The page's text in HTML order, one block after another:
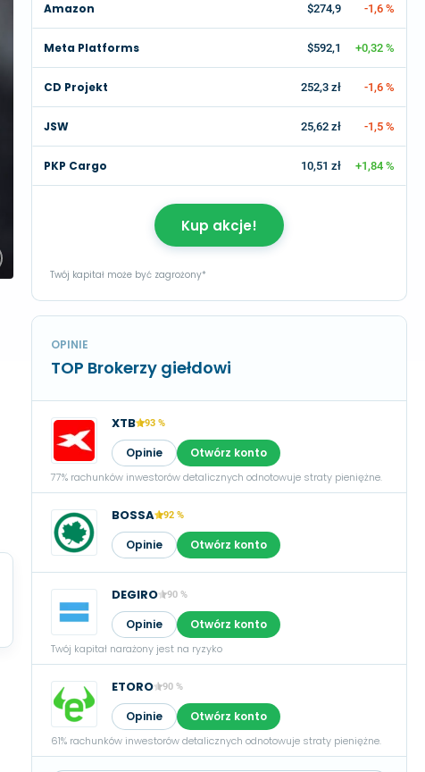
Amazon $274,9 -1,6 %
Meta Platforms $592,1 +0,32 %
CD Projekt 252,3 zł -1,6 %
JSW 25,62 zł -1,5 %
PKP Cargo 10,51 zł +1,84 %
Kup akcje!
Twój kapitał może być zagrożony*
OPINIE
TOP Brokerzy giełdowi
XTB 93 %
Opinie Otwórz konto
77% rachunków inwestorów detalicznych odnotowuje straty pieniężne.
BOSSA 92 %
Opinie Otwórz konto
DEGIRO 90 %
Opinie Otwórz konto
Twój kapitał narażony jest na ryzyko
ETORO 90 %
Opinie Otwórz konto
61% rachunków inwestorów detalicznych odnotowuje straty pieniężne.